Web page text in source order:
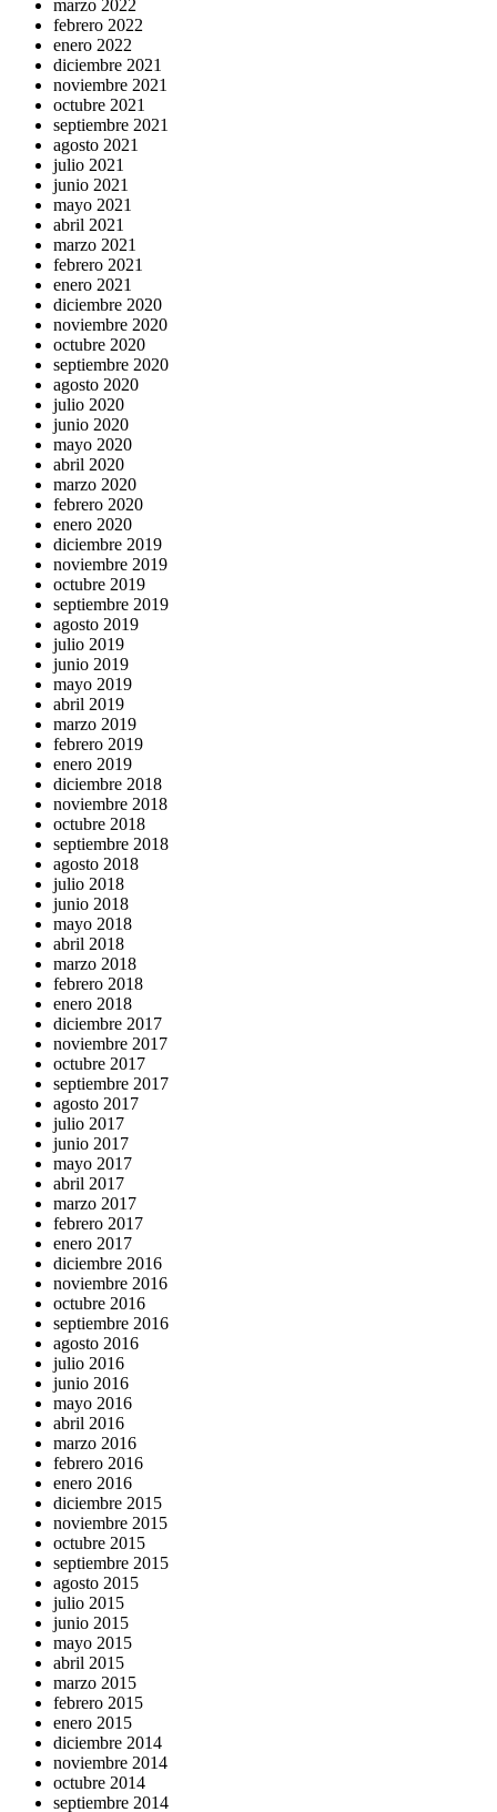
marzo 2022
febrero 2022
enero 2022
diciembre 2021
noviembre 2021
octubre 2021
septiembre 2021
agosto 2021
julio 2021
junio 2021
mayo 2021
abril 2021
marzo 2021
febrero 2021
enero 2021
diciembre 2020
noviembre 2020
octubre 2020
septiembre 2020
agosto 2020
julio 2020
junio 2020
mayo 2020
abril 2020
marzo 2020
febrero 2020
enero 2020
diciembre 2019
noviembre 2019
octubre 2019
septiembre 2019
agosto 2019
julio 2019
junio 2019
mayo 2019
abril 2019
marzo 2019
febrero 2019
enero 2019
diciembre 2018
noviembre 2018
octubre 2018
septiembre 2018
agosto 2018
julio 2018
junio 2018
mayo 2018
abril 2018
marzo 2018
febrero 2018
enero 2018
diciembre 2017
noviembre 2017
octubre 2017
septiembre 2017
agosto 2017
julio 2017
junio 2017
mayo 2017
abril 2017
marzo 2017
febrero 2017
enero 2017
diciembre 2016
noviembre 2016
octubre 2016
septiembre 2016
agosto 2016
julio 2016
junio 2016
mayo 2016
abril 2016
marzo 2016
febrero 2016
enero 2016
diciembre 2015
noviembre 2015
octubre 2015
septiembre 2015
agosto 2015
julio 2015
junio 2015
mayo 2015
abril 2015
marzo 2015
febrero 2015
enero 2015
diciembre 2014
noviembre 2014
octubre 2014
septiembre 2014